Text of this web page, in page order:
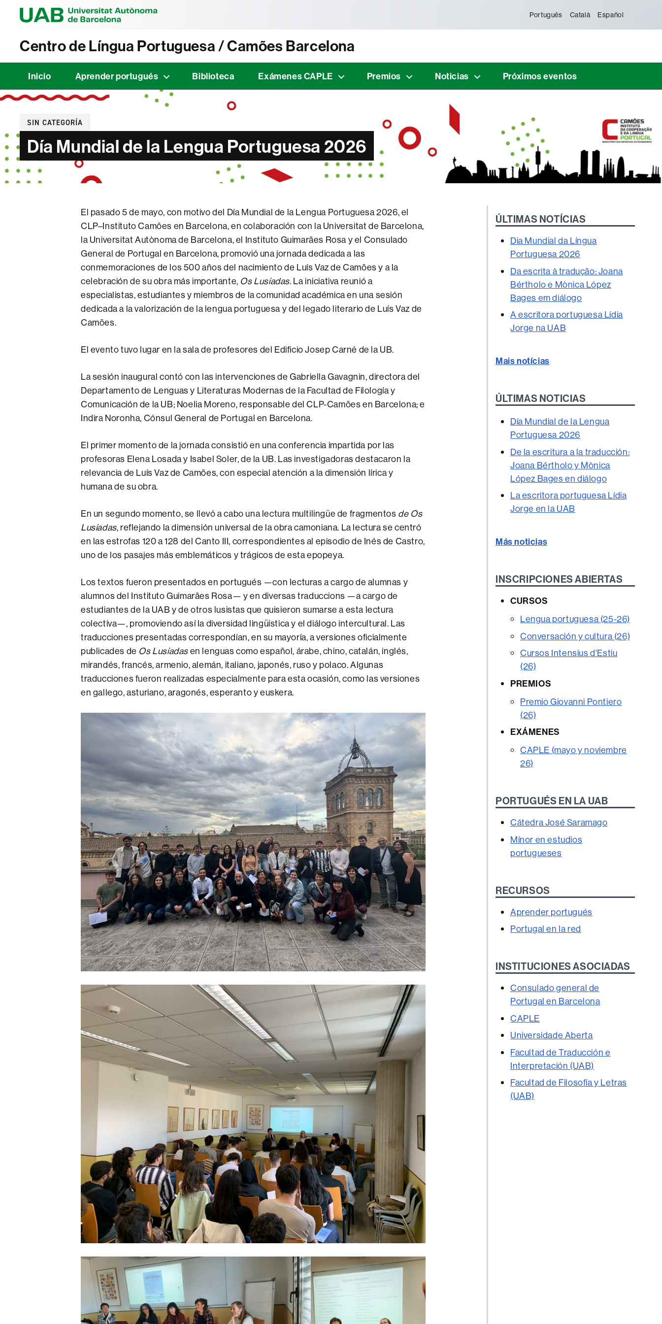
Português Català Español
Centro de Língua Portuguesa / Camões Barcelona
Inicio Aprender portugués Biblioteca Exámenes CAPLE Premios Noticias Próximos eventos
Categorías
SIN CATEGORÍA
Día Mundial de la Lengua Portuguesa 2026
El pasado 5 de mayo, con motivo del Día Mundial de la Lengua Portuguesa 2026, el
CLP–Instituto Camões en Barcelona, en colaboración con la Universitat de Barcelona,
la Universitat Autònoma de Barcelona, el Instituto Guimarães Rosa y el Consulado
General de Portugal en Barcelona, promovió una jornada dedicada a las
conmemoraciones de los 500 años del nacimiento de Luís Vaz de Camões y a la
celebración de su obra más importante, Os Lusíadas. La iniciativa reunió a
especialistas, estudiantes y miembros de la comunidad académica en una sesión
dedicada a la valorización de la lengua portuguesa y del legado literario de Luís Vaz de
Camões.
El evento tuvo lugar en la sala de profesores del Edificio Josep Carné de la UB.
La sesión inaugural contó con las intervenciones de Gabriella Gavagnin, directora del
Departamento de Lenguas y Literaturas Modernas de la Facultad de Filología y
Comunicación de la UB; Noelia Moreno, responsable del CLP-Camões en Barcelona; e
Indira Noronha, Cónsul General de Portugal en Barcelona.
El primer momento de la jornada consistió en una conferencia impartida por las
profesoras Elena Losada y Isabel Soler, de la UB. Las investigadoras destacaron la
relevancia de Luís Vaz de Camões, con especial atención a la dimensión lírica y
humana de su obra.
En un segundo momento, se llevó a cabo una lectura multilingüe de fragmentos de Os
Lusíadas, reflejando la dimensión universal de la obra camoniana. La lectura se centró
en las estrofas 120 a 128 del Canto III, correspondientes al episodio de Inés de Castro,
uno de los pasajes más emblemáticos y trágicos de esta epopeya.
Los textos fueron presentados en portugués —con lecturas a cargo de alumnas y
alumnos del Instituto Guimarães Rosa— y en diversas traduccions —a cargo de
estudiantes de la UAB y de otros lusistas que quisieron sumarse a esta lectura
colectiva—, promoviendo así la diversidad lingüística y el diálogo intercultural. Las
traducciones presentadas correspondían, en su mayoría, a versiones oficialmente
publicades de Os Lusíadasen lenguas como español, árabe, chino, catalán, inglés,
mirandés, francés, armenio, alemán, italiano, japonés, ruso y polaco. Algunas
traducciones fueron realizadas especialmente para esta ocasión, como las versiones
en gallego, asturiano, aragonés, esperanto y euskera.
ÚLTIMAS NOTÍCIAS
Dia Mundial da Língua
Portuguesa 2026
Da escrita à tradução: Joana
Bértholo e Mònica López
Bages em diálogo
A escritora portuguesa Lídia
Jorge na UAB
Mais notícias
ÚLTIMAS NOTICIAS
Día Mundial de la Lengua
Portuguesa 2026
De la escritura a la traducción:
Joana Bértholo y Mònica
López Bages en diálogo
La escritora portuguesa Lídia
Jorge en la UAB
Más noticias
INSCRIPCIONES ABIERTAS
CURSOS
Lengua portuguesa (25-26)
Conversación y cultura (26)
Cursos Intensius d'Estiu
(26)
PREMIOS
Premio Giovanni Pontiero
(26)
EXÁMENES
CAPLE (mayo y noviembre
26)
PORTUGUÉS EN LA UAB
Cátedra José Saramago
Mínor en estudios
portugueses
RECURSOS
Aprender portugués
Portugal en la red
INSTITUCIONES ASOCIADAS
Consulado general de
Portugal en Barcelona
CAPLE
Universidade Aberta
Facultad de Traducción e
Interpretación (UAB)
Facultad de Filosofía y Letras
(UAB)